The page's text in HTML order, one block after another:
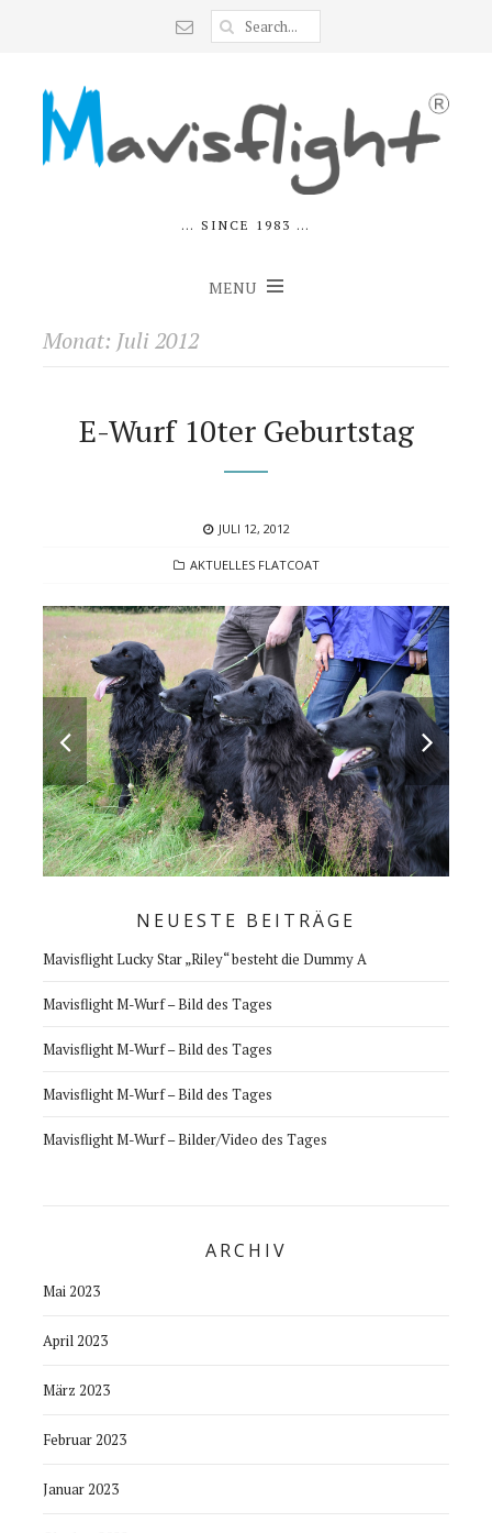
… SINCE 1983 …
MENU
Monat: Juli 2012
E-Wurf 10ter Geburtstag
POSTED
JULI 12, 2012
CATEGORIES
AKTUELLES FLATCOAT
NEUESTE BEITRÄGE
Mavisflight Lucky Star „Riley“ besteht die Dummy A
Mavisflight M-Wurf – Bild des Tages
Mavisflight M-Wurf – Bild des Tages
Mavisflight M-Wurf – Bild des Tages
Mavisflight M-Wurf – Bilder/Video des Tages
ARCHIV
Mai 2023
April 2023
März 2023
Februar 2023
Januar 2023